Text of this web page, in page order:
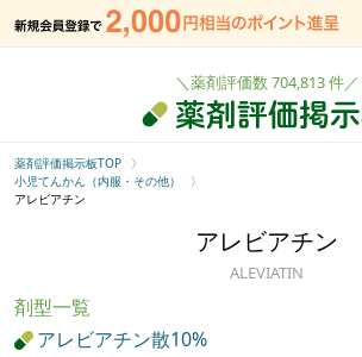
＼薬剤評価数 704,813 件／
薬剤評価掲示板TOP
小児てんかん（内服・その他）
アレビアチン
アレビアチン
ALEVIATIN
剤型一覧
アレビアチン散10%